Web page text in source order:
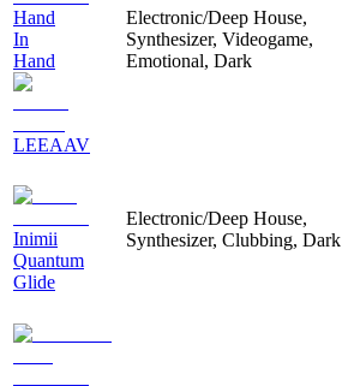
Hand
In
Hand
LEEAAV
Electronic/Deep House,
Synthesizer, Videogame,
Emotional, Dark
Inimii
Quantum
Glide
Electronic/Deep House,
Synthesizer, Clubbing, Dark